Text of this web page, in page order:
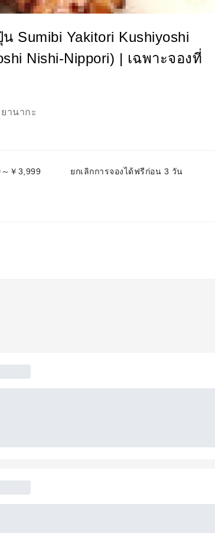
Sumibi Yakitori Kushiyoshi
Nishi-Nippori) | เฉพาะจองที่
ยานากะ
￥3,999 ยกเลิกการจองได้ฟรีก่อน 3 วัน